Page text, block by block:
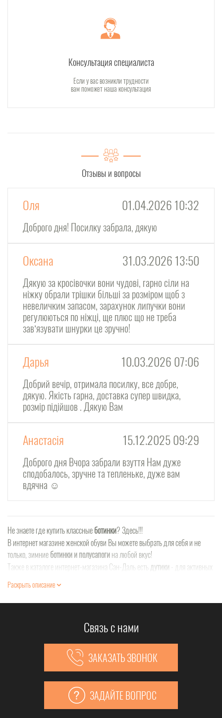
Консультация специалиста
Если у вас возникли трудности
вам поможет наша консультация
Отзывы и вопросы
Оля 01.04.2026 10:32
Доброго дня! Посилку забрала, дякую
Оксана 31.03.2026 13:50
Дякую за кросівочки вони чудові, гарно сіли на
ніжку обрали трішки більші за розміром щоб з
невеличким запасом, зарахунок липучки вони
регулюються по ніжці, ще плюс що не треба
завʼязувати шнурки це зручно!
Дарья 10.03.2026 07:06
Добрий вечір, отримала посилку, все добре,
дякую. Якість гарна, доставка супер швидка,
розмір підійшов . Дякую Вам
Анастасія 15.12.2025 09:29
Доброго дня Вчора забрали взуття Нам дуже
сподобалось, зручне та тепленьке, дуже вам
вдячна ☺️
Не знаете где купить классныеботинки? Здесь!!!
В интернет магазине женской обуви Вы можете выбрать для себя и не
только, зимниеботинки и полусапогина любой вкус!
Также в каталоге интернет-магазина Сан-Даль есть дутики - для активных
и энергичных дам!
Раскрыть описание
Связь с нами
ЗАКАЗАТЬ ЗВОНОК
ЗАДАЙТЕ ВОПРОС